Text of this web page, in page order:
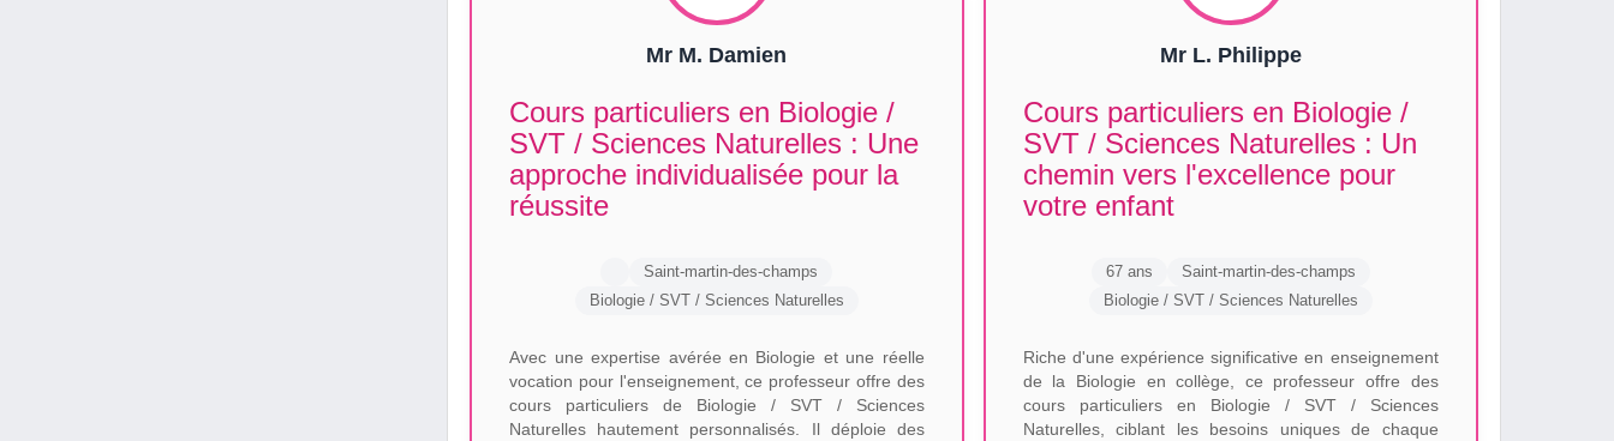
Mr M. Damien
Cours particuliers en Biologie /
SVT / Sciences Naturelles : Une
approche individualisée pour la
réussite
Saint-martin-des-champs
Biologie / SVT / Sciences Naturelles
Avec une expertise avérée en Biologie et une réelle
vocation pour l'enseignement, ce professeur offre des
cours particuliers de Biologie / SVT / Sciences
Naturelles hautement personnalisés. Il déploie des
Mr L. Philippe
Cours particuliers en Biologie /
SVT / Sciences Naturelles : Un
chemin vers l'excellence pour
votre enfant
67 ans
Saint-martin-des-champs
Biologie / SVT / Sciences Naturelles
Riche d'une expérience significative en enseignement
de la Biologie en collège, ce professeur offre des
cours particuliers en Biologie / SVT / Sciences
Naturelles, ciblant les besoins uniques de chaque